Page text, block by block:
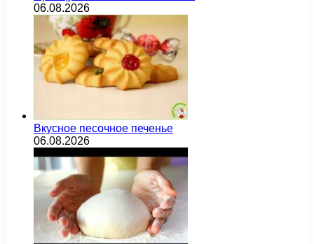
06.08.2026
Вкусное песочное печенье
06.08.2026